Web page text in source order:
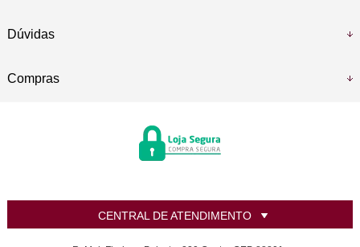
Dúvidas
Compras
CENTRAL DE ATENDIMENTO